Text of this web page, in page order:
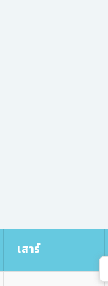
เสาร์